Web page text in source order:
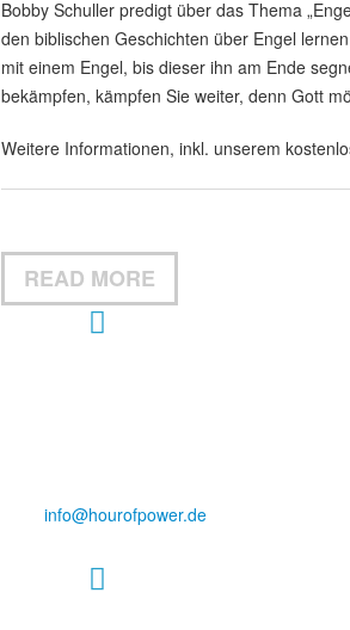
Bobby Schuller predigt über das Thema
den biblischen Geschichten über Engel
mit einem Engel, bis dieser ihn am Ende
bekämpfen, kämpfen Sie weiter, denn Gott
Weitere Informationen, inkl. unserem
READ MORE
info@hourofpower.de